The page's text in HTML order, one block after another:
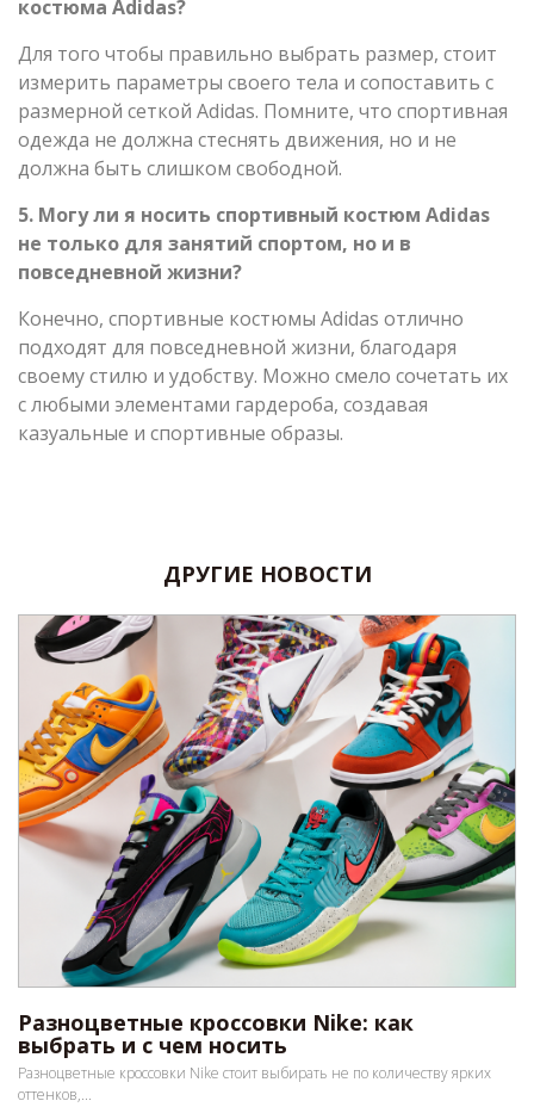
костюма Adidas?
Для того чтобы правильно выбрать размер, стоит
измерить параметры своего тела и сопоставить с
размерной сеткой Adidas. Помните, что спортивная
одежда не должна стеснять движения, но и не
должна быть слишком свободной.
5. Могу ли я носить спортивный костюм Adidas
не только для занятий спортом, но и в
повседневной жизни?
Конечно, спортивные костюмы Adidas отлично
подходят для повседневной жизни, благодаря
своему стилю и удобству. Можно смело сочетать их
с любыми элементами гардероба, создавая
казуальные и спортивные образы.
ДРУГИЕ НОВОСТИ
Разноцветные кроссовки Nike: как
выбрать и с чем носить
Разноцветные кроссовки Nike стоит выбирать не по количеству ярких
оттенков,...